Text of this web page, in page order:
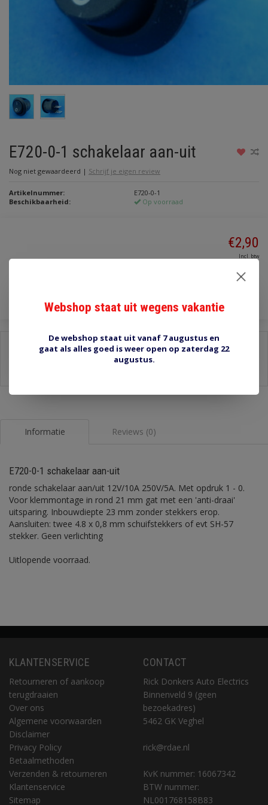
E720-0-1 schakelaar aan-uit
Nog niet gewaardeerd | Schrijf je eigen review
Artikelnummer:
E720-0-1
Beschikbaarheid:
Op voorraad
€2,90
Incl. btw
Informatie Reviews (0)
E720-0-1 schakelaar aan-uit
ronde schakelaar aan/uit 12V/10A 250V/5A. Met opdruk 1 - 0.
Voor klemmontage in rond 21 mm gat met een 'anti-draai'
uitsparing. Inbouwdiepte 23 mm zonder stekkers erop.
Aansluiten: twee 4.8 x 0,8 mm schuifstekkers of evt SH-57
stekker. Geen verlichting
Uitlopende voorraad.
KLANTENSERVICE
Retourneren of aankoop
terugdraaien
Over ons
Algemene voorwaarden
Disclaimer
Privacy Policy
Betaalmethoden
Verzenden & retourneren
Klantenservice
Sitemap
CONTACT
Rick Donkers Auto Electrics
Binnenveld 9 (geen
bezoekadres)
5462 GK Veghel
rick@rdae.nl
KvK nummer: 16067342
BTW nummer:
NL001768158B83
Webshop staat uit wegens vakantie
De webshop staat uit vanaf 7 augustus en
gaat als alles goed is weer open op zaterdag 22
augustus.